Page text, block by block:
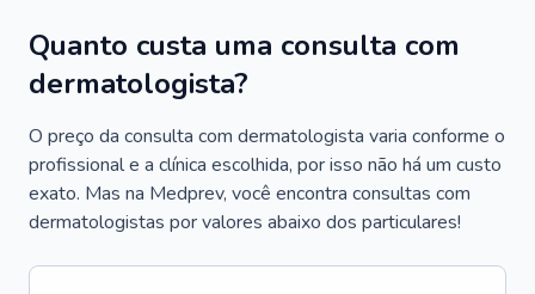
Quanto custa uma consulta com
dermatologista?
O preço da consulta com dermatologista varia conforme o
profissional e a clínica escolhida, por isso não há um custo
exato. Mas na Medprev, você encontra consultas com
dermatologistas por valores abaixo dos particulares!